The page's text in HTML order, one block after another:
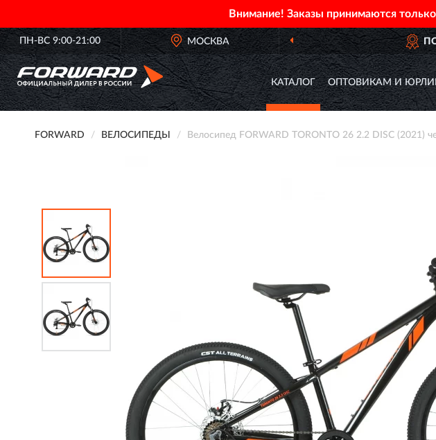
Внимание! Заказы принимаются
ПН-ВС 9:00-21:00 МОСКВА
ДОСТАВИМПО ВСЕЙ РОССИИ
КАТАЛОГ ОПТОВИКАМ И
FORWARD ВЕЛОСИПЕДЫ Велосипед FORWARD TORONTO 26 2.2 DISC (2021)